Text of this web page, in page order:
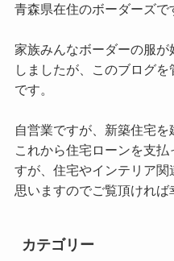
青森県在住のボーダーズで
家族みんなボーダーの服が
しましたが、このブログを
です。
自営業ですが、新築住宅
これから住宅ローンを支
すが、住宅やインテリア関
思いますのでご覧頂ければ
カテゴリー